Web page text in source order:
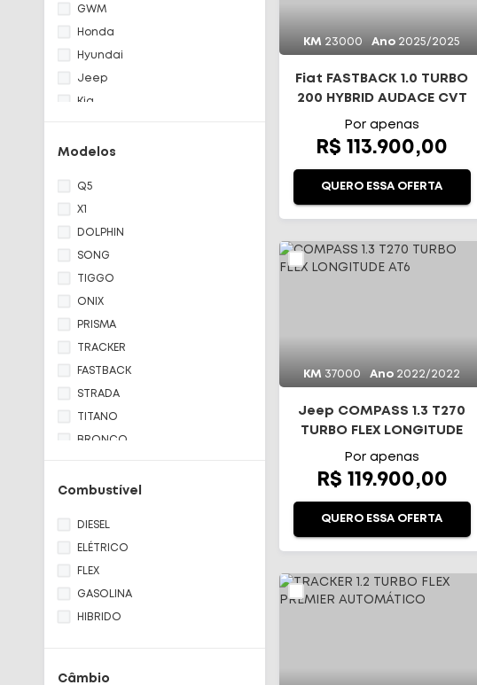
GWM
Honda
Hyundai
Jeep
Kia
Mitsubishi
Ram
Modelos
Q5
X1
DOLPHIN
SONG
TIGGO
ONIX
PRISMA
TRACKER
FASTBACK
STRADA
TITANO
BRONCO
TERRITORY
Combustível
DIESEL
ELÉTRICO
FLEX
GASOLINA
HIBRIDO
Câmbio
KM 23000 Ano 2025/2025
Fiat FASTBACK 1.0 TURBO
200 HYBRID AUDACE CVT
Por apenas
R$ 113.900,00
QUERO ESSA OFERTA
KM 37000 Ano 2022/2022
Jeep COMPASS 1.3 T270
TURBO FLEX LONGITUDE
Por apenas
R$ 119.900,00
QUERO ESSA OFERTA